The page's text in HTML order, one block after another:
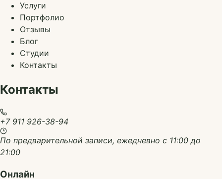
Услуги
Портфолио
Отзывы
Блог
Студии
Контакты
Контакты
+7 911 926-38-94
По предварительной записи, ежедневно с 11:00 до
21:00
Онлайн